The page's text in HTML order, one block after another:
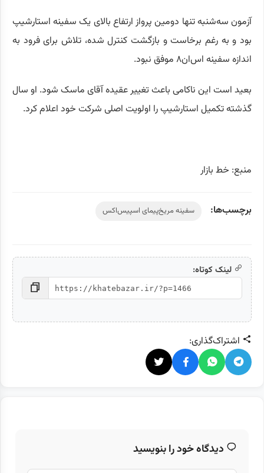
آزمون سه‌شنبه تنها دومین پرواز ارتفاع بالای یک سفینه استارشیپ
بود و به رغم برخاست و بازگشت کنترل شده، تلاش برای فرود به
اندازه سفینه اس‌ان۸ موفق نبود.
بعید است این ناکامی باعث تغییر عقیده آقای ماسک شود. او سال
گذشته تکمیل استارشیپ را اولویت اصلی شرکت خود اعلام کرد.
منبع: خط بازار
برچسب‌ها: سفینه مریخ‌پیمای اسپیس‌اکس
لینک کوتاه:
اشتراک‌گذاری:
دیدگاه خود را بنویسید